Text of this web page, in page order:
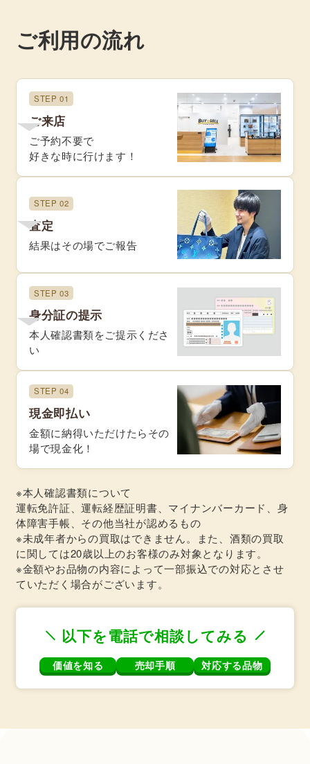
ご利用の流れ
STEP 01
ご来店
ご予約不要で
好きな時に行けます！
STEP 02
査定
結果はその場でご報告
STEP 03
身分証の提示
本人確認書類をご提示くださ
い
STEP 04
現金即払い
金額に納得いただけたらその
場で現金化！
※本人確認書類について
運転免許証、運転経歴証明書、マイナンバーカード、身
体障害手帳、その他当社が認めるもの
※未成年者からの買取はできません。また、酒類の買取
に関しては20歳以上のお客様のみ対象となります。
※金額やお品物の内容によって一部振込での対応とさせ
ていただく場合がございます。
以下を電話で相談してみる
価値を知る 売却手順 対応する品物